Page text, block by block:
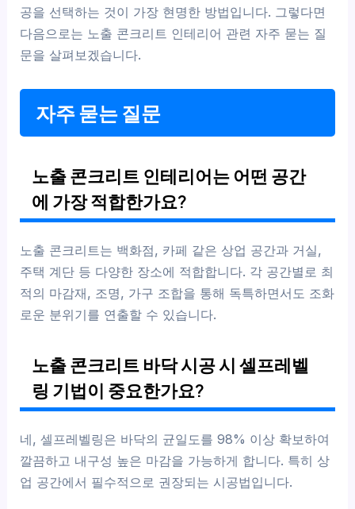
공을 선택하는 것이 가장 현명한 방법입니다. 그렇다면
다음으로는 노출 콘크리트 인테리어 관련 자주 묻는 질
문을 살펴보겠습니다.
자주 묻는 질문
노출 콘크리트 인테리어는 어떤 공간
에 가장 적합한가요?
노출 콘크리트는 백화점, 카페 같은 상업 공간과 거실,
주택 계단 등 다양한 장소에 적합합니다. 각 공간별로 최
적의 마감재, 조명, 가구 조합을 통해 독특하면서도 조화
로운 분위기를 연출할 수 있습니다.
노출 콘크리트 바닥 시공 시 셀프레벨
링 기법이 중요한가요?
네, 셀프레벨링은 바닥의 균일도를 98% 이상 확보하여
깔끔하고 내구성 높은 마감을 가능하게 합니다. 특히 상
업 공간에서 필수적으로 권장되는 시공법입니다.